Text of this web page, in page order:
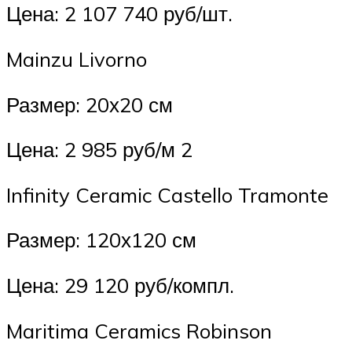
Цена: 2 107 740 руб/шт.
Mainzu Livorno
Размер: 20х20 см
Цена: 2 985 руб/м 2
Infinity Ceramic Castello Tramonte
Размер: 120х120 см
Цена: 29 120 руб/компл.
Maritima Ceramics Robinson